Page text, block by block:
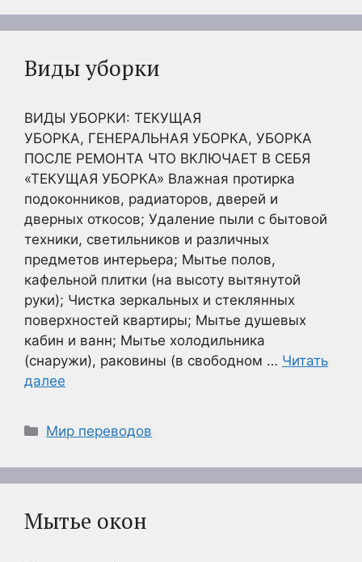
Виды уборки
ВИДЫ УБОРКИ: ТЕКУЩАЯ
УБОРКА, ГЕНЕРАЛЬНАЯ УБОРКА, УБОРКА
ПОСЛЕ РЕМОНТА ЧТО ВКЛЮЧАЕТ В СЕБЯ
«ТЕКУЩАЯ УБОРКА» Влажная протирка
подоконников, радиаторов, дверей и
дверных откосов; Удаление пыли с бытовой
техники, светильников и различных
предметов интерьера; Мытье полов,
кафельной плитки (на высоту вытянутой
руки); Чистка зеркальных и стеклянных
поверхностей квартиры; Мытье душевых
кабин и ванн; Мытье холодильника
(снаружи), раковины (в свободном … Читать
далее
Рубрики
Мир переводов
Мытье окон